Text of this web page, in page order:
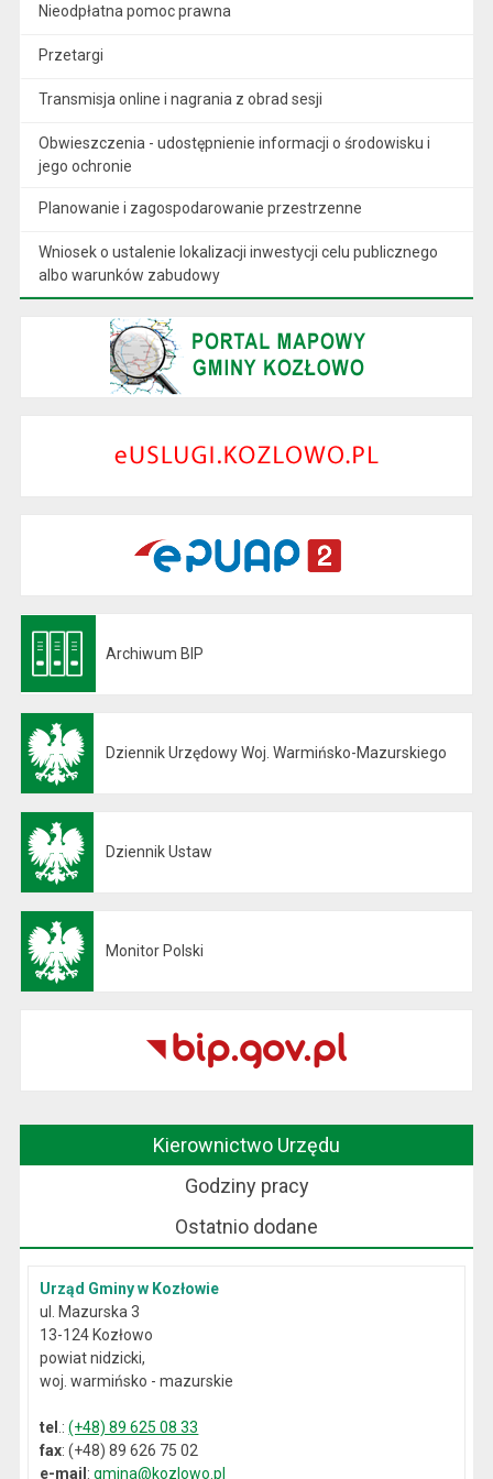
Nieodpłatna pomoc prawna
Przetargi
Transmisja online i nagrania z obrad sesji
Obwieszczenia - udostępnienie informacji o środowisku i
jego ochronie
Planowanie i zagospodarowanie przestrzenne
Wniosek o ustalenie lokalizacji inwestycji celu publicznego
albo warunków zabudowy
Archiwum BIP
Dziennik Urzędowy Woj. Warmińsko-Mazurskiego
Dziennik Ustaw
Monitor Polski
Kierownictwo Urzędu
Godziny pracy
Ostatnio dodane
Urząd Gminy w Kozłowie
ul. Mazurska 3
13-124 Kozłowo
powiat nidzicki,
woj. warmińsko - mazurskie
tel .:(+48) 89 625 08 33
fax: (+48) 89 626 75 02
e-mail:gmina@kozlowo.pl